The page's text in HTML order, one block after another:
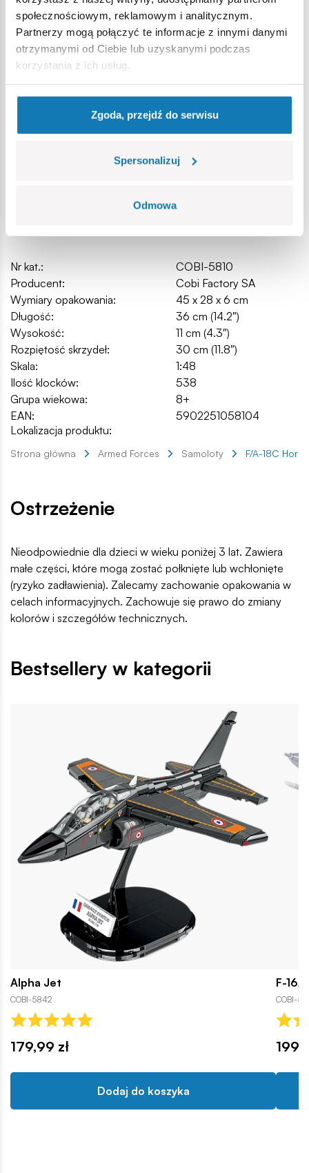
społecznościowym, reklamowym i analitycznym.
Partnerzy mogą połączyć te informacje z innymi danymi
otrzymanymi od Ciebie lub uzyskanymi podczas
korzystania z ich usług.
Zgoda, przejdź do serwisu
Spersonalizuj
Odmowa
klocki z nadrukami nie odkształcają się i nie bledną w
czasie zabawy czy pod wpływem temperatury,
czytelna i intuicyjna instrukcja oparta na rysunkach i
ikonach,
samolot w skali 1:48
podstawka ekspozycyjna i tabliczka z nazwą,
Wymiary modelu (dł x sz x wys): 36 cm (14.2″) x 30 cm (11.8″)
x 11 cm (4.3″).
Nr kat.:
COBI-5810
Producent:
Cobi Factory SA
Wymiary opakowania:
45 x 28 x 6 cm
Długość:
36 cm (14.2″)
Wysokość:
11 cm (4.3″)
Rozpiętość skrzydeł:
30 cm (11.8″)
Skala:
1:48
Ilość klocków:
538
Grupa wiekowa:
8+
EAN:
5902251058104
Lokalizacja produktu:
Strona główna Armed Forces Samoloty F/A-18C
Ostrzeżenie
Nieodpowiednie dla dzieci w wieku poniżej 3 lat. Zawiera
małe części, które mogą zostać połknięte lub wchłonięte
(ryzyko zadławienia). Zalecamy zachowanie opakowania w
celach informacyjnych. Zachowuje się prawo do zmiany
kolorów i szczegółów technicznych.
Bestsellery w kategorii
Alpha Jet
COBI-5842
179,99 zł
Dodaj do koszyka
F-
COBI-